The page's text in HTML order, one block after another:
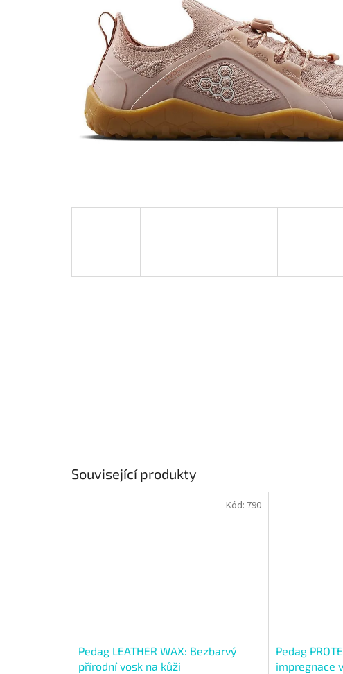
Související produkty
Pedag LEATHER WAX: Bezbarvý
přírodní vosk na kůži
Kód: 790
Pedag
impregnace